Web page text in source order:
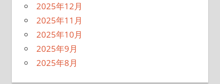
2025年12月
2025年11月
2025年10月
2025年9月
2025年8月